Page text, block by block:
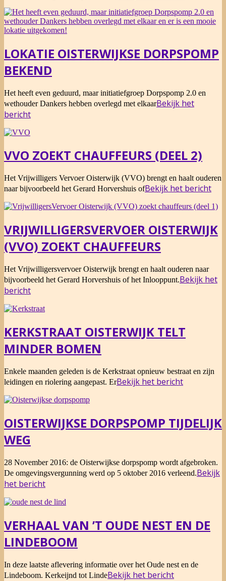
LOKATIE OISTERWIJKSE DORPSPOMP
BEKEND
2018-
10-
15
Het heeft even geduurd, maar initiatiefgroep Dorpspomp 2.0 en
wethouder Dankers hebben overlegd met elkaarBekijk het
bericht
VVO ZOEKT CHAUFFEURS (DEEL 2)
2018-
06-
Het Vrijwilligers Vervoer Oisterwijk (VVO) brengt en haalt ouderen
naar bijvoorbeeld het Gerard Horvershuis ofBekijk het bericht
VRIJWILLIGERSVERVOER OISTERWIJK
(VVO) ZOEKT CHAUFFEURS
2018-
06-
13
Het Vrijwilligersvervoer Oisterwijk brengt en haalt ouderen naar
bijvoorbeeld het Gerard Horvershuis of het Inlooppunt.Bekijk het
bericht
KERKSTRAAT OISTERWIJK TELT
MINDER BOMEN
2016-
12-
Enkele maanden geleden is de Kerkstraat opnieuw bestraat en zijn
leidingen en riolering aangepast. ErBekijk het bericht
OISTERWIJKSE DORPSPOMP TIJDELIJK
WEG
2016-
11-
28
28 November 2016: de Oisterwijkse dorpspomp wordt afgebroken.
De omgevingsvergunning werd op 5 oktober 2016 verleend.Bekijk
het bericht
VERHAAL VAN ’T OUDE NEST EN DE
LINDEBOOM
2015-
04-
In deze laatste aflevering informatie over het Oude nest en de
Lindeboom. Kerkeijnd tot LindeBekijk het bericht